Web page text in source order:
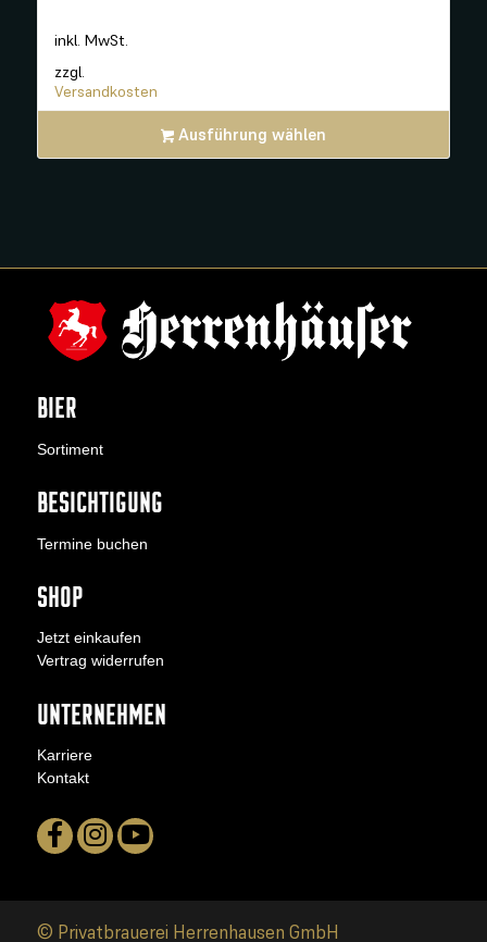
inkl. MwSt.
zzgl.
Versandkosten
Ausführung wählen
BIER
Sortiment
BESICHTIGUNG
Termine buchen
SHOP
Jetzt einkaufen
Vertrag widerrufen
UNTERNEHMEN
Karriere
Kontakt
© Privatbrauerei Herrenhausen GmbH